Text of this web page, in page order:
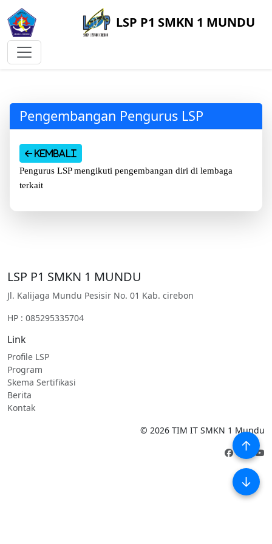
LSP P1 SMKN 1 MUNDU
Pengembangan Pengurus LSP
Kembali
Pengurus LSP mengikuti pengembangan diri di lembaga
terkait
LSP P1 SMKN 1 MUNDU
Jl. Kalijaga Mundu Pesisir No. 01 Kab. cirebon
HP : 085295335704
Link
Profile LSP
Program
Skema Sertifikasi
Berita
Kontak
© 2026 TIM IT SMKN 1 Mundu
↑
↓